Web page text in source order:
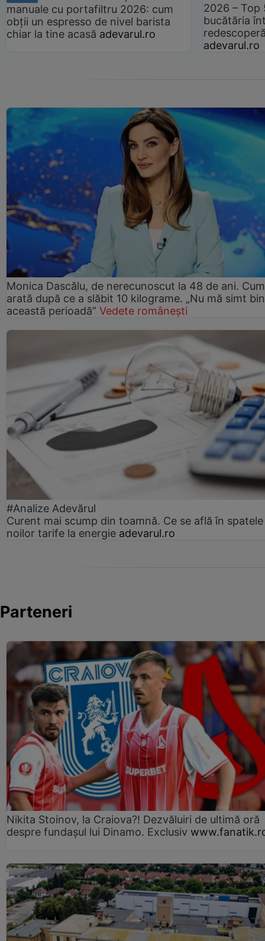
manuale cu portafiltru 2026: cum
obții un espresso de nivel barista
chiar la tine acasă adevarul.ro
2026 –
bucătăria
adevarul.ro
Monica Dascălu, de nerecunoscut la 48 de ani. Cum
arată după ce a slăbit 10 kilograme. „Nu mă simt
această perioadă” Vedete românești
#Analize Adevărul
Curent mai scump din toamnă. Ce se află în spatele
noilor tarife la energie adevarul.ro
Parteneri
Nikita Stoinov, la Craiova?! Dezvăluiri de ultimă oră
despre fundașul lui Dinamo. Exclusiv